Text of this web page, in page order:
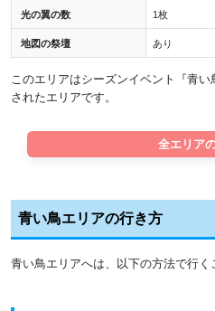
光の翼の数 1枚
地図の祭壇 あり
このエリアはシーズンイベント『青
されたエリアです。
全エリア
青い鳥エリアの行き方
青い鳥エリアへは、以下の方法で行く